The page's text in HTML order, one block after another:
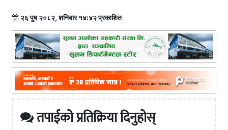
२६ पुष २०८२, शनिबार १४:४२ प्रकाशित
तपाईको प्रतिक्रिया दिनुहोस्